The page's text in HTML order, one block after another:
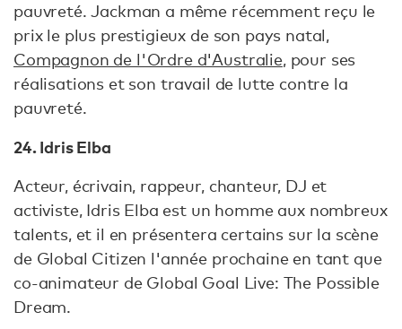
pauvreté. Jackman a même récemment reçu le
prix le plus prestigieux de son pays natal,
Compagnon de l'Ordre d'Australie, pour ses
réalisations et son travail de lutte contre la
pauvreté.
24. Idris Elba
Acteur, écrivain, rappeur, chanteur, DJ et
activiste, Idris Elba est un homme aux nombreux
talents, et il en présentera certains sur la scène
de Global Citizen l'année prochaine en tant que
co-animateur de Global Goal Live: The Possible
Dream.